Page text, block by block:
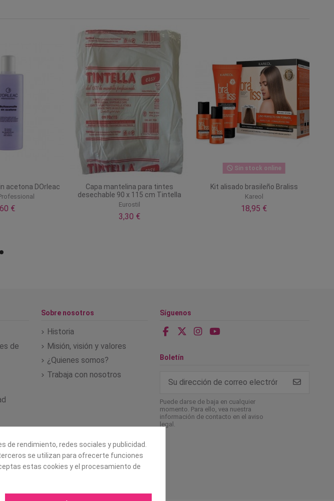
DOrleac
€
Capa mantelina para tintes
desechable 90 x 115 cm Tintella
Eurostil
3,30 €
Sin stock online
Kit alisado brasileño Braliss
Kareol
18,95 €
de
Sobre nosotros
Historia
Misión, visión y valores
¿Quienes somos?
Trabaja con nosotros
Síguenos
Boletín
Puede darse de baja en cualquier
momento. Para ello, vea nuestra
información de contacto en el aviso
legal.
de rendimiento, redes sociales y publicidad.
se utilizan para ofrecerte funciones
estas cookies y el procesamiento de